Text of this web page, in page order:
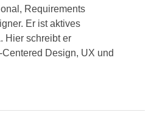
Requirements
Er ist aktives
Hier schreibt er
Design, UX und